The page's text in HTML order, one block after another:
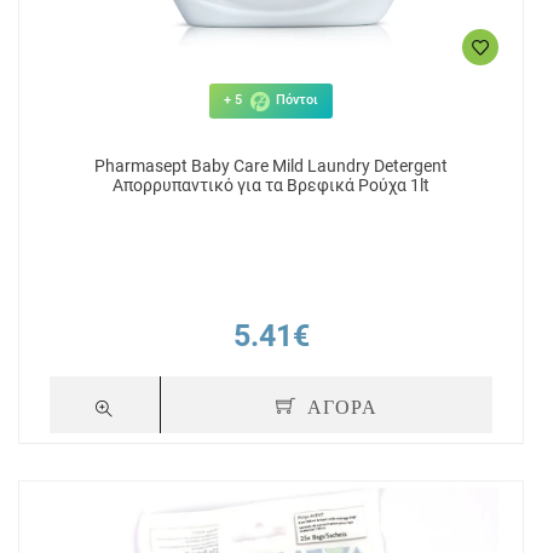
+ 5 Πόντοι
Pharmasept Baby Care Mild Laundry Detergent
Απορρυπαντικό για τα Βρεφικά Ρούχα 1lt
5.41€
ΑΓΟΡΑ